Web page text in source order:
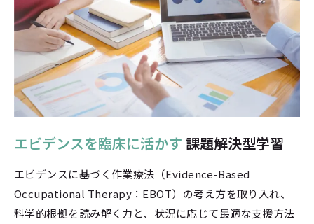
エビデンスを臨床に活かす 課題解決型学習
エビデンスに基づく作業療法（Evidence-Based
Occupational Therapy：EBOT）の考え方を取り入れ、
科学的根拠を読み解く力と、状況に応じて最適な支援方法